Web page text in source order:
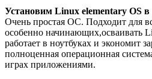
Установим Linux elementary OS в
Очень простая ОС. Подходит для
особенно начинающих,осваивать
работает в ноутбуках и экономит
полноценная операционная
играх приложениями.